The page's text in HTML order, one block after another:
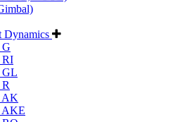
Dynamics
RI
GL
AK
AKE